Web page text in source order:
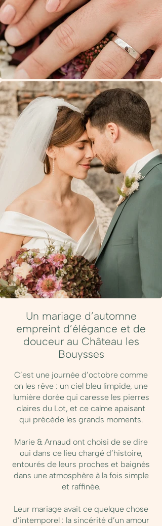
Un mariage d’automne
empreint d’élégance et de
douceur au Château les
Bouysses
C’est une journée d’octobre comme
on les rêve : un ciel bleu limpide, une
lumière dorée qui caresse les pierres
claires du Lot, et ce calme apaisant
qui précède les grands moments.
Marie & Arnaud ont choisi de se dire
oui dans ce lieu chargé d’histoire,
entourés de leurs proches et baignés
dans une atmosphère à la fois simple
et raffinée.
Leur mariage avait ce quelque chose
d’intemporel : la sincérité d’un amour